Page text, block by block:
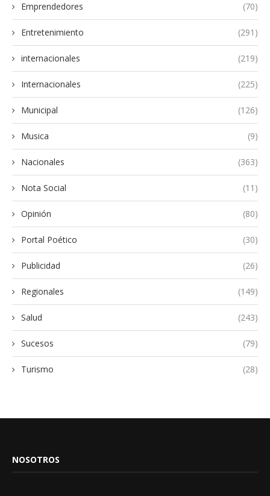
Emprendedores (70)
Entretenimiento (291)
internacionales (219)
Internacionales (225)
Municipal (126)
Musica (9)
Nacionales (363)
Nota Social (11)
Opinión (80)
Portal Poético (30)
Publicidad (26)
Regionales (149)
Salud (243)
Sucesos (79)
Turismo (28)
NOSOTROS